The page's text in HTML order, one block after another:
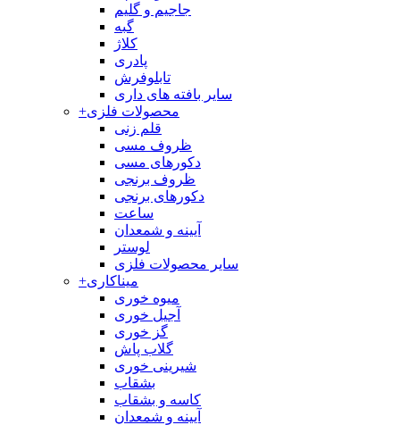
جاجیم و گلیم
گبه
کلاژ
پادری
تابلوفرش
سایر بافته های داری
+محصولات فلزی
قلم زنی
ظروف مسی
دکورهای مسی
ظروف برنجی
دکورهای برنجی
ساعت
آیینه و شمعدان
لوستر
سایر محصولات فلزی
+میناکاری
میوه خوری
آجیل خوری
گز خوری
گلاب پاش
شیرینی خوری
بشقاب
کاسه و بشقاب
آیینه و شمعدان